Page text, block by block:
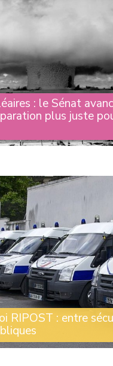
: le Sénat
plus juste
des milliers de
des maladies
RIPOST : entre
examiné le projet